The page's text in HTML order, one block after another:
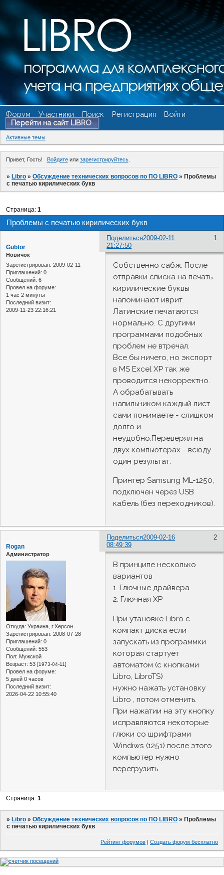
Форум Участники Поиск Регистрация
Войти
Перейти на сайт LIBRO
Активные темы
Привет, Гость! Войдитеили зарегистрируйтесь.
»Libro »Обсуждение технических вопросов по ПО LIBRO »Проблемы
с печатью кирилических букв
Проблемы с печатью кирилических букв
Страница:1
Поделиться 1
2009-02-11
21:27:50
Gubtor
Новичок
Зарегистрирован: 2009-02-11
Приглашений: 0
Сообщений: 6
Провел на форуме:
1 час 2 минуты
Последний визит:
2009-11-23 22:16:21
Собственно сабж. После
отправки списка на печать
кирилические буквы
напоминают иврит.
Латинские печатаются
нормально. С другими
программами подобных
проблем не втречал.
Все бы ничего, но экспорт
в MS Excel XP так же
проводится некорректно.
А обрабатывать
напильником каждый лист
сами понимаете - слишком
долго и
неудобно.Переверял на
двух компьютерах - всюду
один результат.
Принтер Samsung ML-1250,
подключен через USB
кабель (без переходников).
Поделиться 2
2009-02-16
08:49:39
Rogan
Администратор
Откуда: Украина, г.Херсон
Зарегистрирован: 2008-07-28
Приглашений: 0
Сообщений: 553
Пол: Мужской
Возраст: 53 [1973-04-11]
Провел на форуме:
5 дней 0 часов
Последний визит:
2026-04-22 10:55:40
В принципе несколько
вариантов
1. Глючные драйвера
2. Глючная ХP
При утановке Libro с
компакт диска если
запускать из программки
которая стартует
автоматом (с кнопками
Libro, LibroTS)
нужно нажать установку
Libro , потом отменить.
При нажатии на эту кнопку
исправляются некоторые
глюки со шрифтрами
Windiws (1251) после этого
компьютер нужно
перегрузить.
Страница:1
» Libro »Обсуждение технических вопросов по ПО LIBRO » Проблемы
с печатью кирилических букв
Рейтинг форумов Создать форум бесплатно